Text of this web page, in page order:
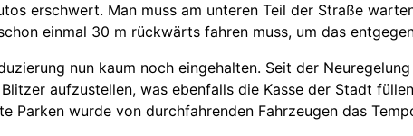
erschwert. Man muss am unteren Teil der Straße
einmal 30 m rückwärts fahren muss, um das
nun kaum noch eingehalten. Seit der
aufzustellen, was ebenfalls die Kasse der Stadt
wurde von durchfahrenden Fahrzeugen das